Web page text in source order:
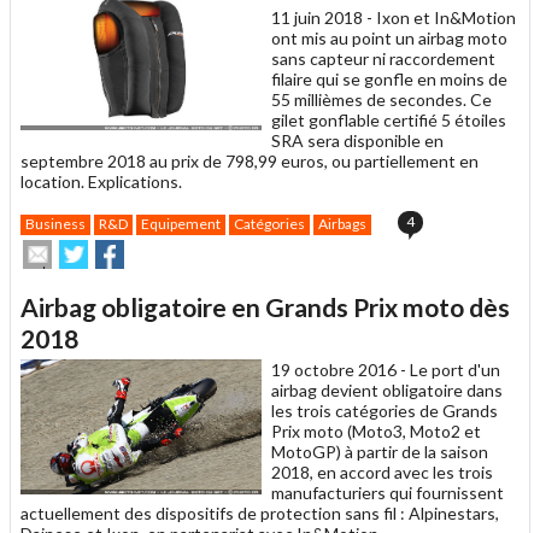
11 juin 2018 - Ixon et In&Motion
ont mis au point un airbag moto
sans capteur ni raccordement
filaire qui se gonfle en moins de
55 millièmes de secondes. Ce
gilet gonflable certifié 5 étoiles
SRA sera disponible en
septembre 2018 au prix de 798,99 euros, ou partiellement en
location. Explications.
Business R&D Equipement Catégories Airbags 4
Envoyer
cet
à
un
ami
Partager
sur
sur
Airbag obligatoire en Grands Prix moto dès
2018
19 octobre 2016 - Le port d'un
airbag devient obligatoire dans
les trois catégories de Grands
Prix moto (Moto3, Moto2 et
MotoGP) à partir de la saison
2018, en accord avec les trois
manufacturiers qui fournissent
actuellement des dispositifs de protection sans fil : Alpinestars,